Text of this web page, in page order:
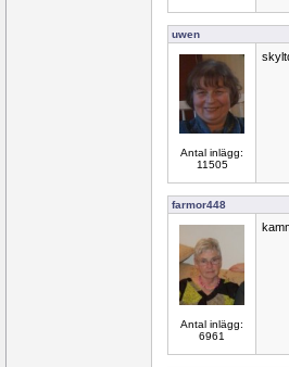
uwen
Antal inlägg:
11505
farmor448
Antal inlägg:
6961